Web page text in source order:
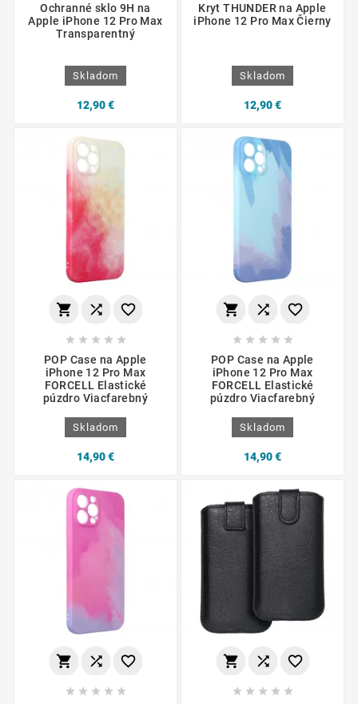
Ochranné sklo 9H na
Apple iPhone 12 Pro Max
Transparentný
Skladom
12,90 €
Kryt THUNDER na Apple
iPhone 12 Pro Max Čierny
Skladom
12,90 €
  
    
POP Case na Apple
iPhone 12 Pro Max
FORCELL Elastické
púzdro Viacfarebný
Skladom
14,90 €
  
    
POP Case na Apple
iPhone 12 Pro Max
FORCELL Elastické
púzdro Viacfarebný
Skladom
14,90 €
  
    
  
    